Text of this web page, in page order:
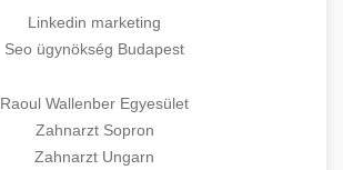
Linkedin marketing
Seo ügynökség Budapest
Raoul Wallenber Egyesület
Zahnarzt Sopron
Zahnarzt Ungarn